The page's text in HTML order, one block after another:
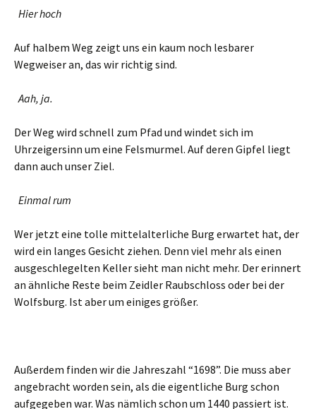
Hier hoch
Auf halbem Weg zeigt uns ein kaum noch lesbarer
Wegweiser an, das wir richtig sind.
Aah, ja.
Der Weg wird schnell zum Pfad und windet sich im
Uhrzeigersinn um eine Felsmurmel. Auf deren Gipfel liegt
dann auch unser Ziel.
Einmal rum
Wer jetzt eine tolle mittelalterliche Burg erwartet hat, der
wird ein langes Gesicht ziehen. Denn viel mehr als einen
ausgeschlegelten Keller sieht man nicht mehr. Der erinnert
an ähnliche Reste beim Zeidler Raubschloss oder bei der
Wolfsburg. Ist aber um einiges größer.
Außerdem finden wir die Jahreszahl “1698”. Die muss aber
angebracht worden sein, als die eigentliche Burg schon
aufgegeben war. Was nämlich schon um 1440 passiert ist.